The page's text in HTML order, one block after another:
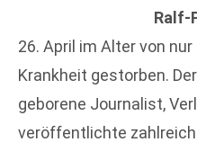
Ralf-
26. April im Alter von
Krankheit gestorben.
geborene Journalist,
veröffentlichte